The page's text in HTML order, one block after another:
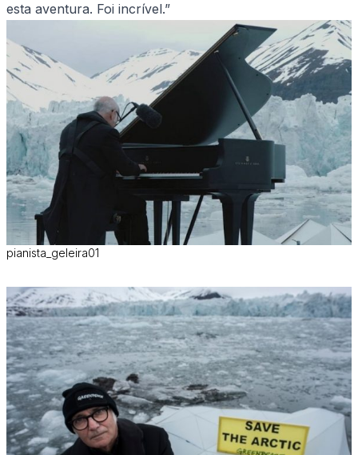
esta aventura. Foi incrível.”
pianista_geleira01